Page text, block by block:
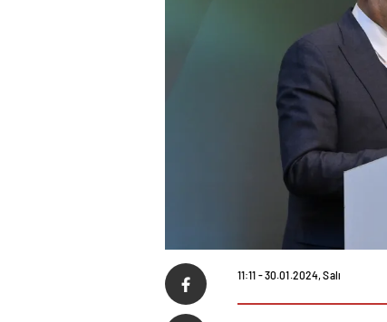
11:11 - 30.01.2024, Salı